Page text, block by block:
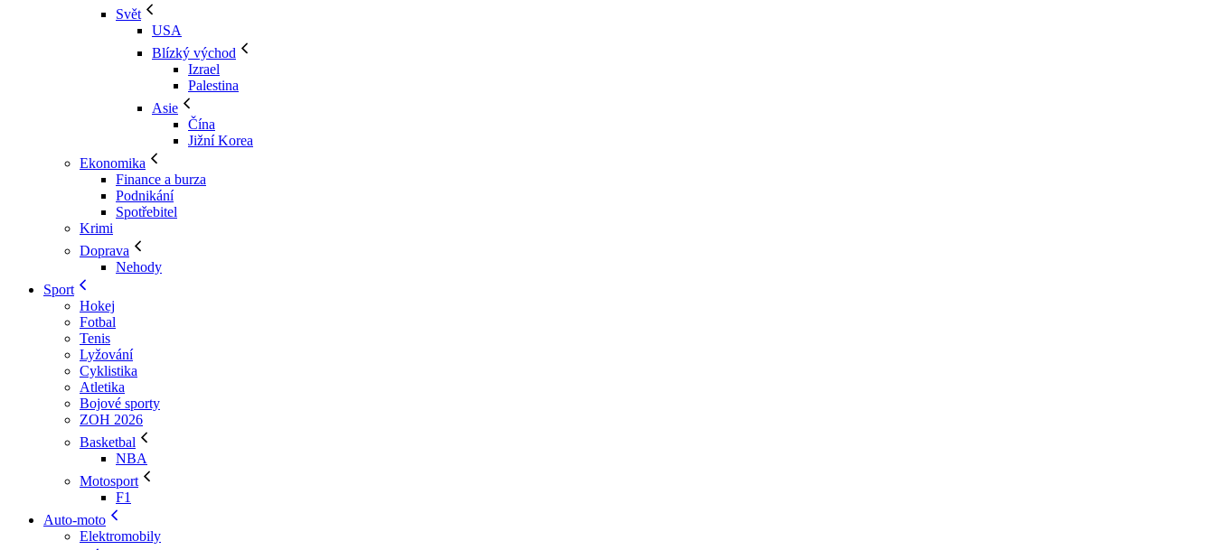
Svět
USA
Blízký východ
Izrael
Palestina
Asie
Čína
Jižní Korea
Ekonomika
Finance a burza
Podnikání
Spotřebitel
Krimi
Doprava
Nehody
Sport
Hokej
Fotbal
Tenis
Lyžování
Cyklistika
Atletika
Bojové sporty
ZOH 2026
Basketbal
NBA
Motosport
F1
Auto-moto
Elektromobily